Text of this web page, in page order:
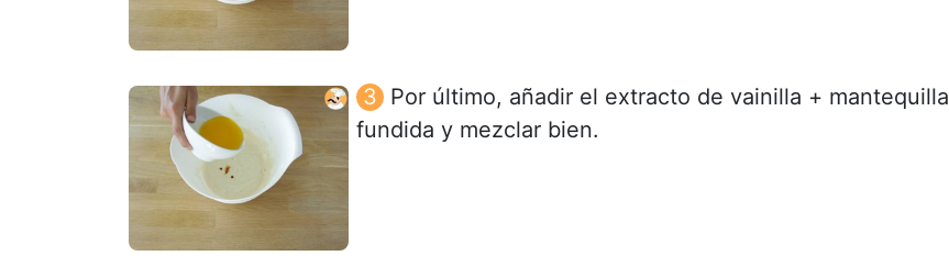
Por último, añadir el extracto de vainilla + mantequilla
fundida y mezclar bien.